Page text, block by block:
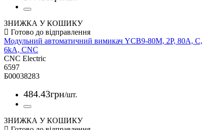
ЗНИЖКА У КОШИКУ
Модульний автоматичний вимикач YCB9-80M, 2Р, 80А, С,
6kА, CNC
CNC Electric
6597
Б00038283
484.43грн/шт.
ЗНИЖКА У КОШИКУ